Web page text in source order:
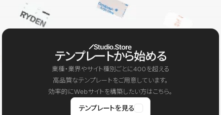
テンプレートから始める
業種・業界やサイト種別ごとに400を超える
高品質なテンプレートをご用意しています。
効率的にWebサイトを構築したい方はこちら。
テンプレートを見る